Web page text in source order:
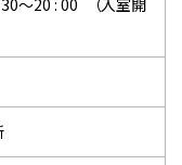
～20 : 00 （入室開